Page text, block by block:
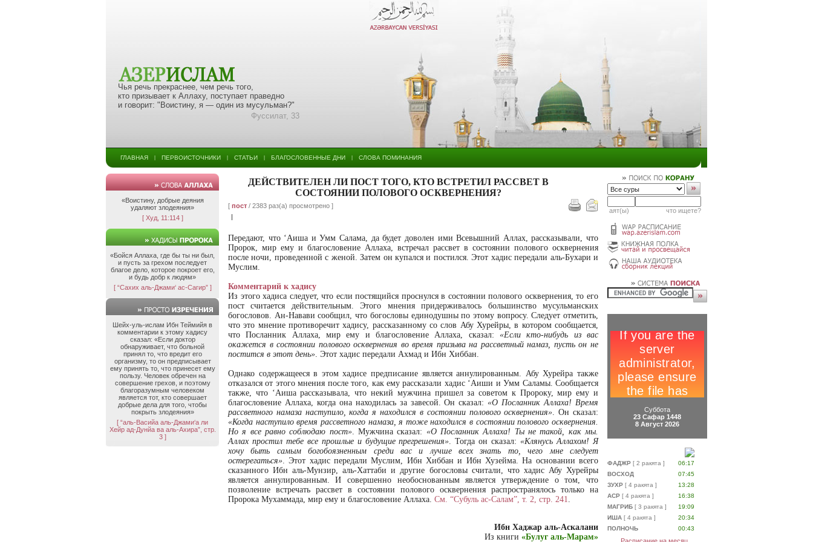
Чья речь прекраснее, чем речь того,
кто призывает к Аллаху, поступает праведно
и говорит: "Воистину, я — один из мусульман?"
Фуссилат, 33
ГЛАВНАЯ ПЕРВОИСТОЧНИКИ СТАТЬИ БЛАГОСЛОВЕННЫЕ ДНИ СЛОВА ПОМИНАНИЯ
«Воистину, добрые деяния
удаляют злодеяния»
[ Худ, 11:114 ]
«Бойся Аллаха, где бы ты ни был,
и пусть за грехом последует
благое дело, которое покроет его,
и будь добр к людям»
[ “Сахих аль-Джами‘ ас-Сагир” ]
Шейх-уль-ислам Ибн Теймийя в
комментарии к этому хадису
сказал: «Если доктор
обнаруживает, что больной
принял то, что вредит его
организму, то он предписывает
ему принять то, что принесет ему
пользу. Человек обречен на
совершение грехов, и поэтому
благоразумным человеком
является тот, кто совершает
добрые дела для того, чтобы
покрыть злодеяния»
[ “аль-Васийа аль-Джами‘а ли
Хейр ад-Дунйа ва аль-Ахира”, стр.
3 ]
ДЕЙСТВИТЕЛЕН ЛИ ПОСТ ТОГО, КТО ВСТРЕТИЛ РАССВЕТ В
СОСТОЯНИИ ПОЛОВОГО ОСКВЕРНЕНИЯ?
[ пост / 2383 раз(а) просмотрено ]
|
Передают, что ‘Аиша и Умм Салама, да будет доволен ими Всевышний Аллах, рассказывали, что
Пророк, мир ему и благословение Аллаха, встречал рассвет в состоянии полового осквернения
после ночи, проведенной с женой. Затем он купался и постился. Этот хадис передали аль-Бухари и
Муслим.
Комментарий к хадису
Из этого хадиса следует, что если постящийся проснулся в состоянии полового осквернения, то его
пост считается действительным. Этого мнения придерживалось большинство мусульманских
богословов. Ан-Навави сообщил, что богословы единодушны по этому вопросу. Следует отметить,
что это мнение противоречит хадису, рассказанному со слов Абу Хурейры, в котором сообщается,
что Посланник Аллаха, мир ему и благословение Аллаха, сказал: «Если кто-нибудь из вас
окажется в состоянии полового осквернения во время призыва на рассветный намаз, пусть он не
постится в этот день». Этот хадис передали Ахмад и Ибн Хиббан.
Однако содержащееся в этом хадисе предписание является аннулированным. Абу Хурейра также
отказался от этого мнения после того, как ему рассказали хадис ‘Аиши и Умм Саламы. Сообщается
также, что ‘Аиша рассказывала, что некий мужчина пришел за советом к Пророку, мир ему и
благословение Аллаха, когда она находилась за завесой. Он сказал:«О Посланник Аллаха! Время
рассветного намаза наступило, когда я находился в состоянии полового осквернения». Он сказал:
«Когда наступило время рассветного намаза, я тоже находился в состоянии полового осквернения.
Но я все равно соблюдаю пост». Мужчина сказал: «О Посланник Аллаха! Ты не такой, как мы.
Аллах простил тебе все прошлые и будущие прегрешения». Тогда он сказал:«Клянусь Аллахом! Я
хочу быть самым богобоязненным среди вас и лучше всех знать то, чего мне следует
остерегаться». Этот хадис передали Муслим, Ибн Хиббан и Ибн Хузейма. На основании всего
сказанного Ибн аль-Мунзир, аль-Хаттаби и другие богословы считали, что хадис Абу Хурейры
является аннулированным. И совершенно необоснованным является утверждение о том, что
позволение встречать рассвет в состоянии полового осквернения распространялось только на
Пророка Мухаммада, мир ему и благословение Аллаха. См. “Субуль ас-Салам”, т. 2, стр. 241.
Ибн Хаджар аль-Аскалани
Из книги «Булуг аль-Марам»
аят(ы) что ищете?
Суббота
23 Сафар 1448
8 Август 2026
ФАДЖР [ 2 ракята ]
06:17
ВОСХОД
07:45
ЗУХР [ 4 ракята ]
13:28
АСР [ 4 ракята ]
16:38
МАГРИБ [ 3 ракята ]
19:09
ИША [ 4 ракята ]
20:34
ПОЛНОЧЬ
00:43